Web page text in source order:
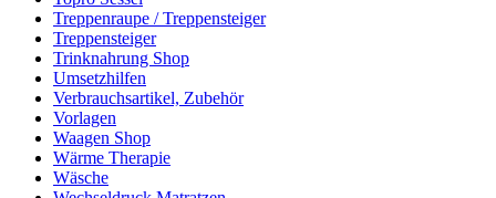
Treppenraupe / Treppensteiger
Treppensteiger
Trinknahrung Shop
Umsetzhilfen
Verbrauchsartikel, Zubehör
Vorlagen
Waagen Shop
Wärme Therapie
Wäsche